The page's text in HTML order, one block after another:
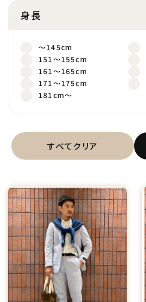
身長
～145cm
151～155cm
161～165cm
171～175cm
181cm～
すべてクリア